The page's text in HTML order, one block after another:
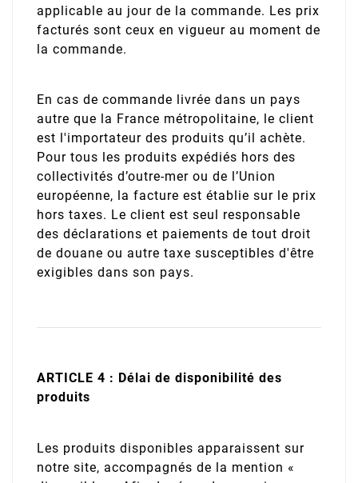
applicable au jour de la commande. Les prix
facturés sont ceux en vigueur au moment de
la commande.
En cas de commande livrée dans un pays
autre que la France métropolitaine, le client
est l'importateur des produits qu’il achète.
Pour tous les produits expédiés hors des
collectivités d’outre-mer ou de l’Union
européenne, la facture est établie sur le prix
hors taxes. Le client est seul responsable
des déclarations et paiements de tout droit
de douane ou autre taxe susceptibles d'être
exigibles dans son pays.
ARTICLE 4 : Délai de disponibilité des
produits
Les produits disponibles apparaissent sur
notre site, accompagnés de la mention «